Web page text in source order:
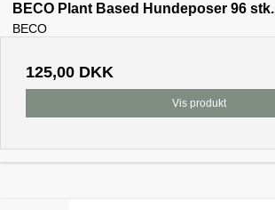
BECO Plant Based Hundeposer 96 stk.
BECO
125,00 DKK
Vis produkt